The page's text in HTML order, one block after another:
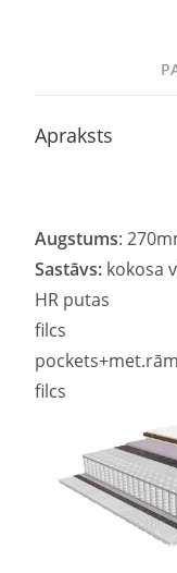
Apraksts
Augstums:
Sastāvs: kokosa
HR putas
filcs
filcs